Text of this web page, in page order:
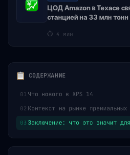
ЦОД Amazon в Техасе
станцией на 33 млн тонн
⏱ 4 мин
СОДЕРЖАНИЕ
01 Что нового в XPS 14
02 Контекст на рынке премиальных
03 Заключение: что это значит